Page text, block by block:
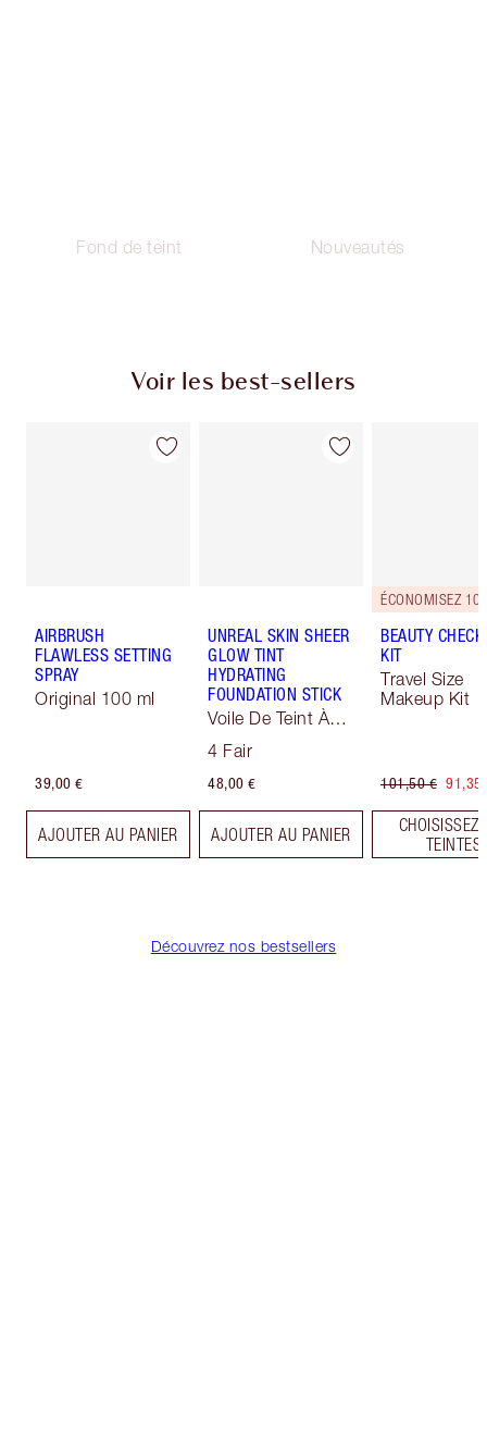
Fond de teint Nouveautés
Voir les best-sellers
AIRBRUSH
FLAWLESS SETTING
SPRAY
Original 100 ml
39,00 €
AJOUTER AU PANIER
UNREAL SKIN SHEER
GLOW TINT
HYDRATING
FOUNDATION STICK
Voile De Teint À
4 Fair
48,00 €
AJOUTER AU PANIER
ÉCONOMISEZ 10
BEAUTY
KIT
Travel Size
Makeup Kit
101,50 € 91,35
CHOISISSEZ
TEINTES
Découvrez nos bestsellers